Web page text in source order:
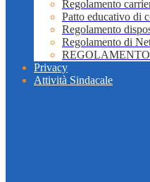
Regolamento
Patto educativo di
Regolamento
Regolamento di
Privacy
Attività Sindacale